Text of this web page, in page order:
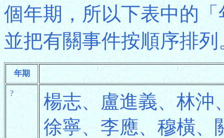
個年期，所以下表中的
並把有關事件按順序排列
年期
?
楊志、盧進義、林沖
徐寧、李應、穆橫、